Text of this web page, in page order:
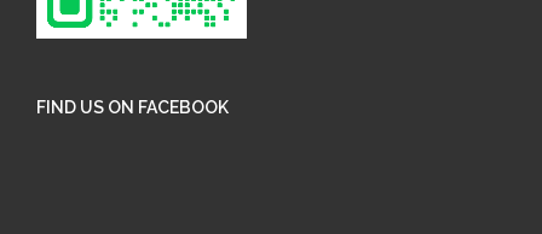
FIND US ON FACEBOOK